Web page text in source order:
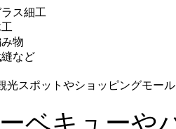
ラス細工
物
など
光スポットやショッピングモー